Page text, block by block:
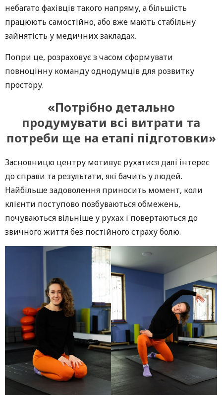
небагато фахівців такого напряму, а більшість
працюють самостійно, або вже мають стабільну
зайнятість у медичних закладах.
Попри це, розраховує з часом сформувати
повноцінну команду однодумців для розвитку
простору.
«Потрібно детально
продумувати всі витрати та
потреби ще на етапі підготовки»
Засновницю центру мотивує рухатися далі інтерес
до справи та результати, які бачить у людей.
Найбільше задоволення приносить момент, коли
клієнти поступово позбуваються обмежень,
почуваються вільніше у рухах і повертаються до
звичного життя без постійного страху болю.